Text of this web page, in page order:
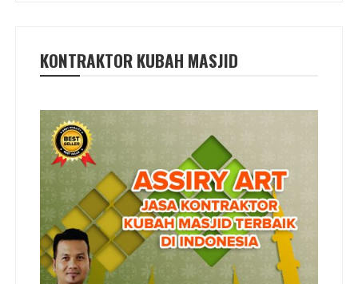
KONTRAKTOR KUBAH MASJID